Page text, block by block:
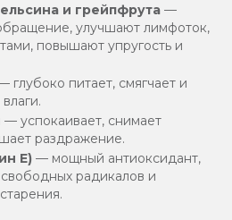
и грейпфрута —
улучшают лимфоток,
повышают упругость и
глубоко питает, смягчает и
— успокаивает, снимает
раздражение.
Е) — мощный антиоксидант,
радикалов и